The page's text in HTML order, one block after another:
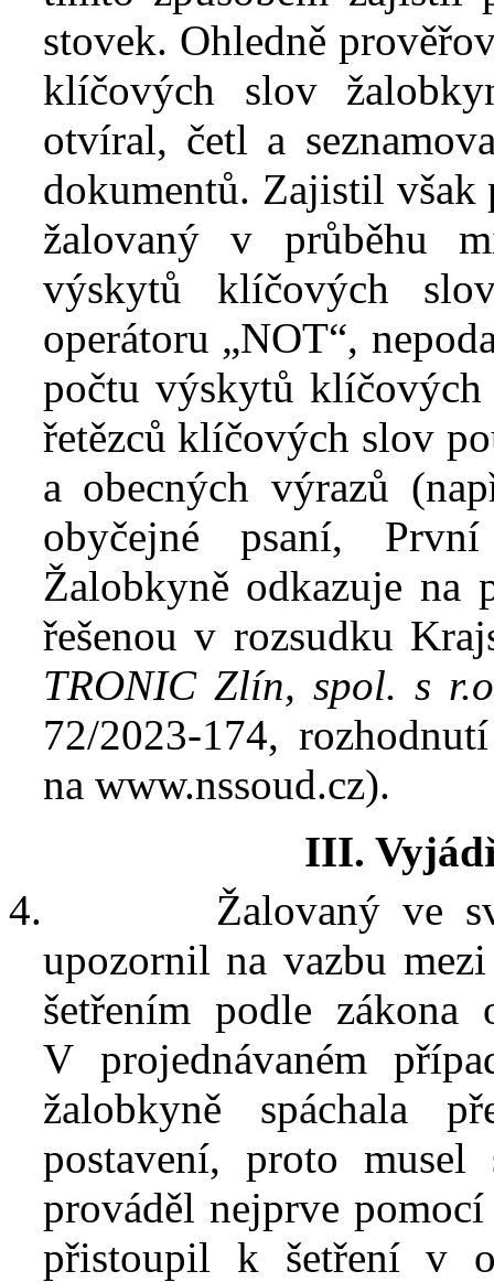
stovek. Ohledně
klíčových slov
otvíral, četl a
dokumentů. Zajistil však
žalovaný v
průběhu
výskytů klíčových
operátoru „NOT“,
počtu výskytů
řetězců klíčových slov
a obecných výrazů
obyčejné psaní,
Žalobkyně odkazuje na
řešenou v rozsudku
TRONIC Zlín, spol. s
72/2023-174,
na www.nssoud.cz).
III.
4.
Žalovaný ve
upozornil na vazbu
šetřením podle zákona
V projednávaném
žalobkyně spáchala
postavení, proto
prováděl nejprve
přistoupil k
šetření v